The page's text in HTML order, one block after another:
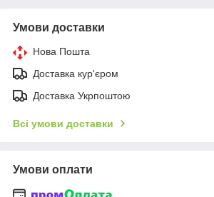
Умови доставки
Нова Пошта
Доставка кур'єром
Доставка Укрпоштою
Всі умови доставки
Умови оплати